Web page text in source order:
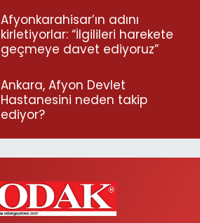
Afyonkarahisar’ın adını
kirletiyorlar: “İlgilileri harekete
geçmeye davet ediyoruz”
Ankara, Afyon Devlet
Hastanesini neden takip
ediyor?